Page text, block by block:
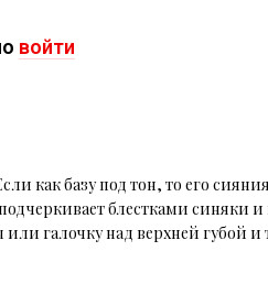
войти
как базу под тон, то его
блестками синяки
галочку над верхней губой и